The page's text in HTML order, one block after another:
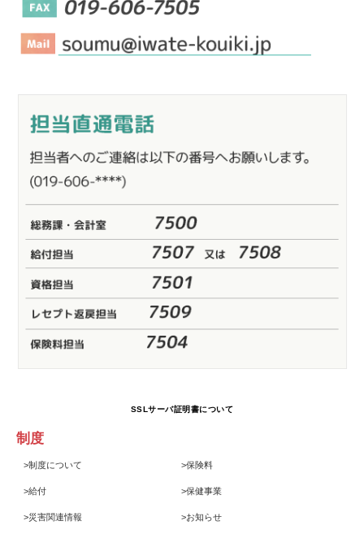
SSLサーバ証明書について
制度
>制度について >保険料
>給付 >保健事業
>災害関連情報 >お知らせ